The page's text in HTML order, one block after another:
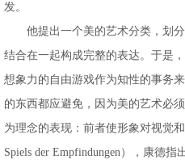
发。
他提出一个美的艺术分类，划分
结合在一起构成完整的表达。于是
想象力的自由游戏作为知性的事务
的东西都应避免，因为美的艺术必
为理念的表现：前者使形象对视觉
Spiels der Empfindungen），康德